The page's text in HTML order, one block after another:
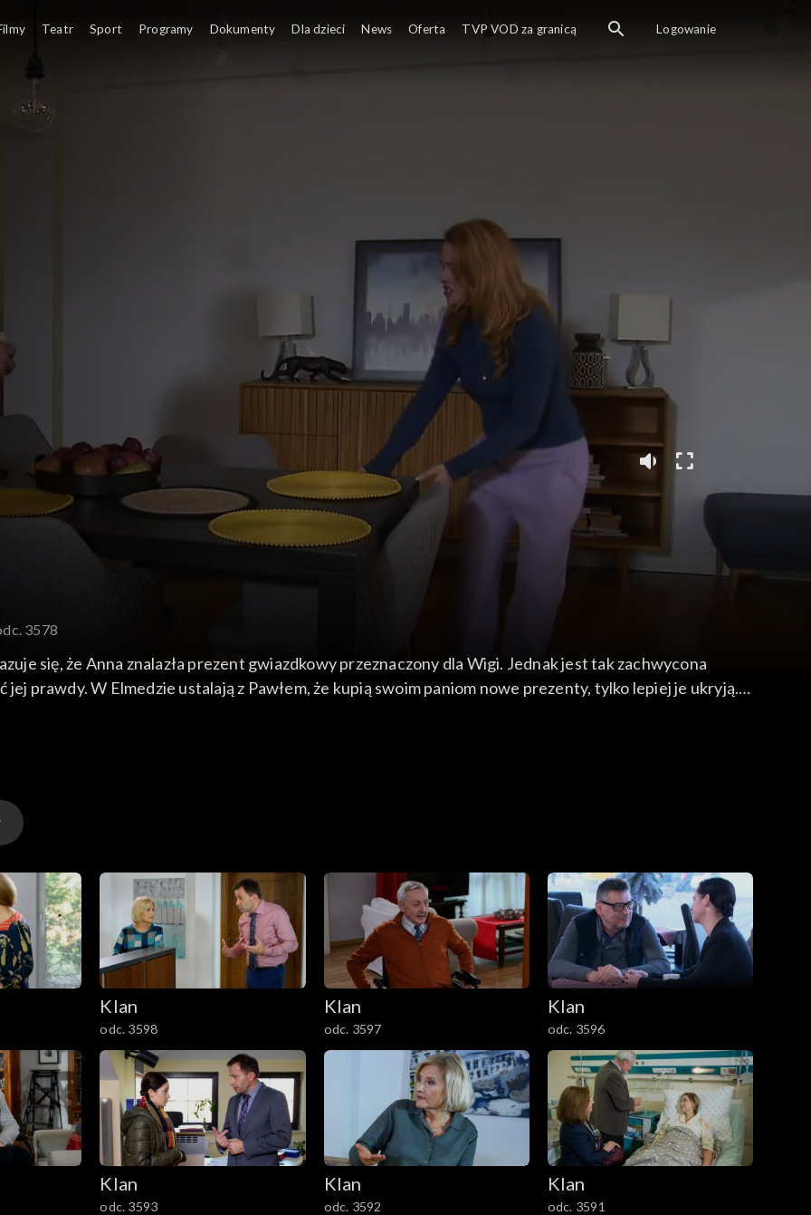
3578
się, że Anna znalazła prezent gwiazdkowy przeznaczony dla Wigi. Jednak jest tak zachwycona
jej prawdy. W Elmedzie ustalają z Pawłem, że kupią swoim paniom nowe prezenty, tylko lepiej je ukryją.
po choinkę. Oczywiście nie przyznaje się żonie, że wybrał się na koncert jazzowy z Weroniką.
Klan
odc. 3598
Klan
odc. 3597
Klan
odc. 3596
Klan
odc. 3593
Klan
odc. 3592
Klan
odc. 3591
Teatr Sport Programy Dokumenty Dla dzieci News Oferta TVP VOD za granicą Logowanie